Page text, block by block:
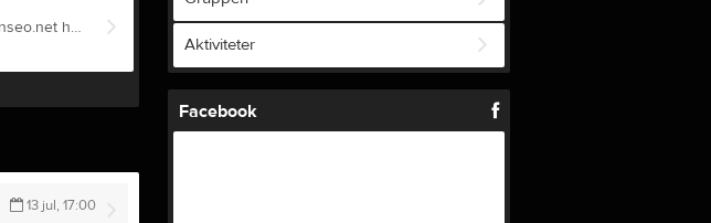
Nu är den årliga herrgårds 3Dn igång. Ni kan följa resultatet Live på Ianseo.net https://www.ianseo.net/Details.php?toId=27519
13 jul, 17:00
Aktiviteter
Facebook